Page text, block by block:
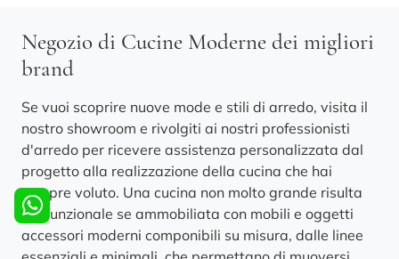
Negozio di Cucine Moderne dei migliori
brand
Se vuoi scoprire nuove mode e stili di arredo, visita il
nostro showroom e rivolgiti ai nostri professionisti
d'arredo per ricevere assistenza personalizzata dal
progetto alla realizzazione della cucina che hai
sempre voluto. Una cucina non molto grande risulta
più funzionale se ammobiliata con mobili e oggetti
accessori moderni componibili su misura, dalle linee